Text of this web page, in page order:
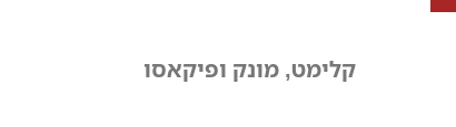
קלימט, מונק ופיקאסו